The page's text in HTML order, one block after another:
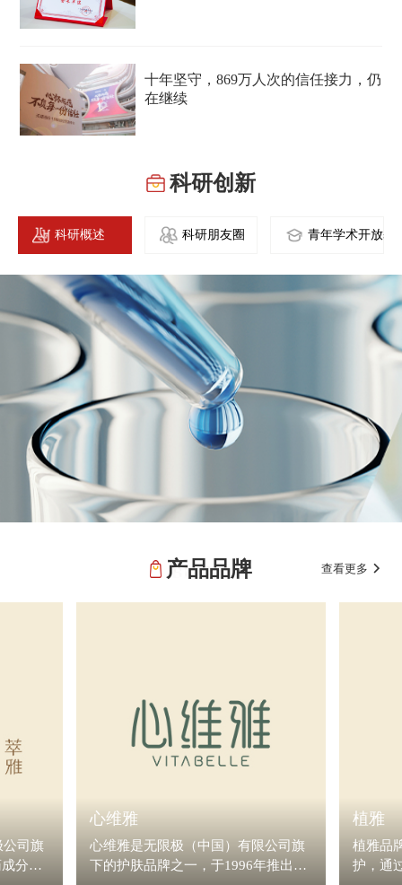
十年坚守，869万人次的信任接力，仍
在继续
STUDY
科研创新
科研概述 科研朋友圈 青年学术开放基
BRAND
产品品牌 查看更多
公司旗
分为
心维雅
心维雅是无限极（中国）有限公司旗
下的护肤品牌之一，于1996年推出首
植雅
植雅品
护，通